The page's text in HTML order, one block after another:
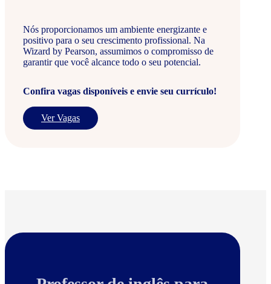
Nós proporcionamos um ambiente energizante e
positivo para o seu crescimento profissional. Na
Wizard by Pearson, assumimos o compromisso de
garantir que você alcance todo o seu potencial.
Confira vagas disponíveis e envie seu currículo!
Ver Vagas